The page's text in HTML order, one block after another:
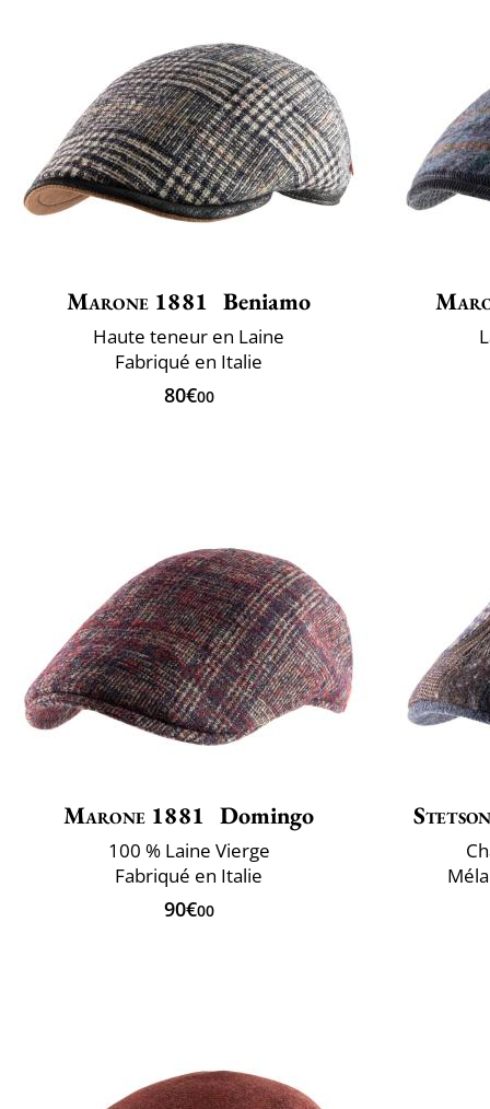
Marone 1881 Beniamo
Haute teneur en Laine
Fabriqué en Italie
80€00
Marone 1881 Domingo
100 % Laine Vierge
Fabriqué en Italie
90€00